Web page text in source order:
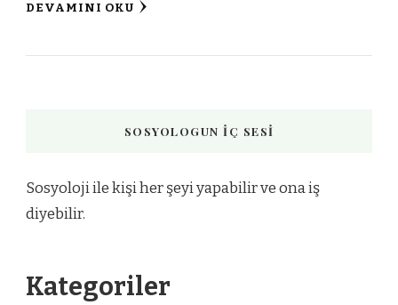
DEVAMINI OKU
SOSYOLOGUN İÇ SESI
Sosyoloji ile kişi her şeyi yapabilir ve ona iş
diyebilir.
Kategoriler